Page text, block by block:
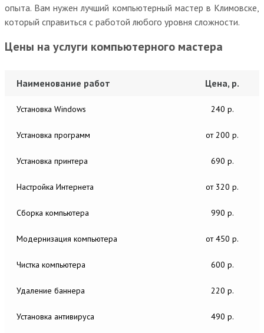
опыта. Вам нужен лучший компьютерный мастер в Климовске,
который справиться с работой любого уровня сложности.
Цены на услуги компьютерного мастера
Наименование работ Цена, р.
Установка Windows 240 р.
Установка программ от 200 р.
Установка принтера 690 р.
Настройка Интернета от 320 р.
Сборка компьютера 990 р.
Модернизация компьютера от 450 р.
Чистка компьютера 600 р.
Удаление баннера 220 р.
Установка антивируса 490 р.